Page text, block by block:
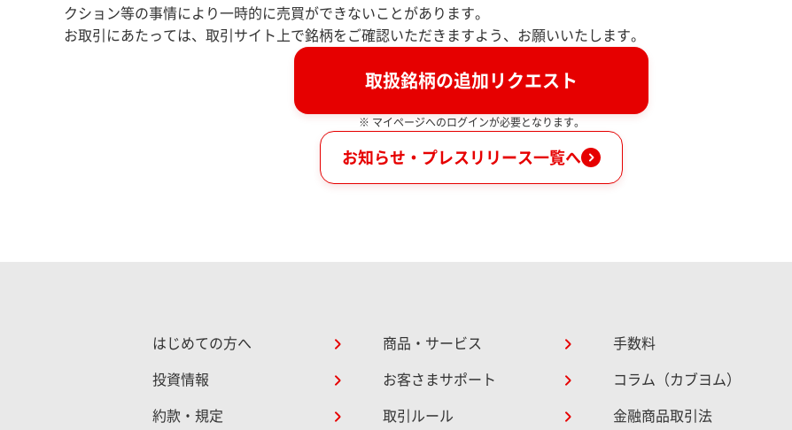
クション等の事情により一時的に売買ができないことがあります。
お取引にあたっては、取引サイト上で銘柄をご確認いただきますよう、お願いいたします。
取扱銘柄の追加リクエスト
※ マイページへのログインが必要となります。
お知らせ・プレスリリース一覧へ
はじめての方へ 商品・サービス 手数料
投資情報 お客さまサポート コラム（カブヨム）
約款・規定 取引ルール 金融商品取引法